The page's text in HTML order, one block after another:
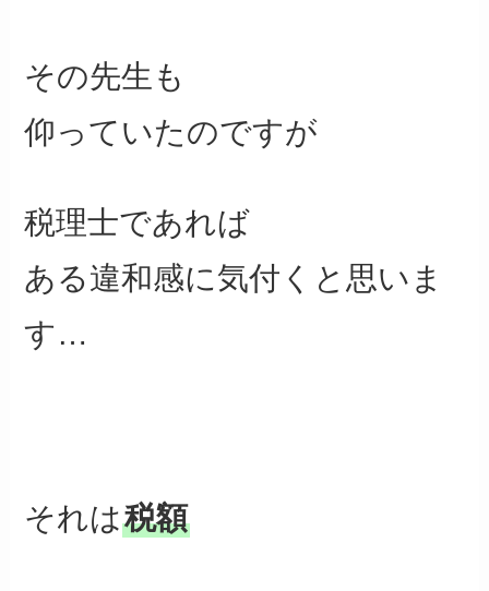
その先生も
仰っていたのですが
税理士であれば
ある違和感に気付くと思いま
す…
それは税額